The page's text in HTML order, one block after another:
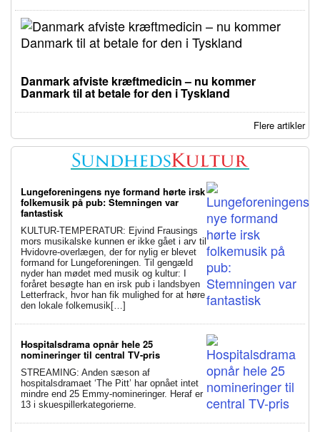
Danmark afviste kræftmedicin – nu kommer
Danmark til at betale for den i Tyskland
Flere artikler
Lungeforeningens nye formand hørte irsk
folkemusik på pub: Stemningen var
fantastisk
KULTUR-TEMPERATUR: Ejvind Frausings
mors musikalske kunnen er ikke gået i arv til
Hvidovre-overlægen, der for nylig er blevet
formand for Lungeforeningen. Til gengæld
nyder han mødet med musik og kultur: I
foråret besøgte han en irsk pub i landsbyen
Letterfrack, hvor han fik mulighed for at høre
den lokale folkemusik[…]
Hospitalsdrama opnår hele 25
nomineringer til central TV-pris
STREAMING: Anden sæson af
hospitalsdramaet ‘The Pitt’ har opnået intet
mindre end 25 Emmy-nomineringer. Heraf er
13 i skuespillerkategorierne.